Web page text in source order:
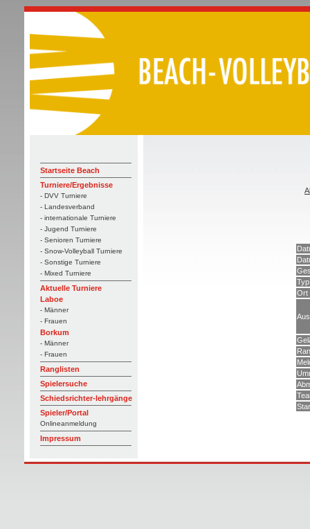
Startseite Beach
Turniere/Ergebnisse
- DVV Turniere
- Landesverband
- internationale Turniere
- Jugend Turniere
- Senioren Turniere
- Snow-Volleyball Turniere
- Sonstige Turniere
- Mixed Turniere
Aktuelle Turniere
Laboe
- Männer
- Frauen
Borkum
- Männer
- Frauen
Ranglisten
Spielersuche
Schiedsrichter-lehrgänge
Spieler/Portal
Onlineanmeldung
Impressum
Typ
Ort